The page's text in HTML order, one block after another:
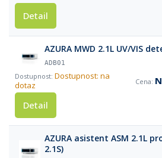
Detail
AZURA MWD 2.1L UV/VIS
ADB01
Dostupnost: na
dotaz
Detail
AZURA asistent ASM 2.1L pro FPLC ( UVD 2.1S, V
2.1S)